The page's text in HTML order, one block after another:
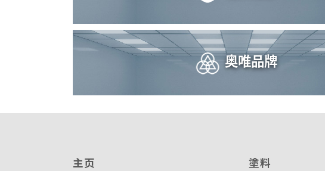
奥唯品牌
主页
塗料